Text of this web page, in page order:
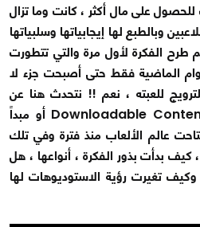
على مال أكثر ، كانت وما تزال
وبالطبع لها إيجابياتها وسلبياتها
طرح الفكرة لأول مرة والتي تتطورت
الماضية فقط حتى أصبحت جزء لا
للعبته ، نعم !! نتحدث هنا عن
الDLC !! أو عساي أقول Downloadable Content أو مبداً
عالم الألعاب منذ فترة وفي تلك
بدأت بذور الفكرة ، أنواعها ، هل
وكيف تغيرت رؤية الاستوديوهات لها